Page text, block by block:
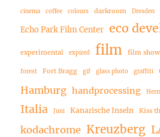
cinema coffee colours darkroom Dresden
Echo Park Film Center eco
experimental expired film film show
forest Fort Bragg gif glass photo graffiti
Hamburg handprocessing
Italia Juni Kanarische Inseln Kiss
kodachrome Kreuzberg